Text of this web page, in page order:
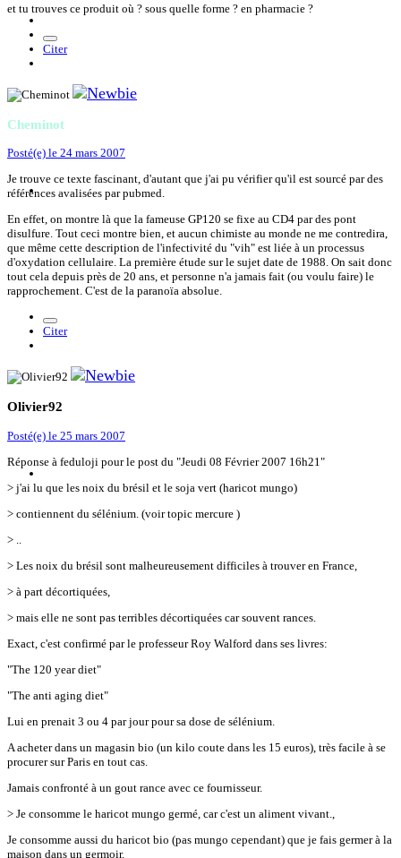
et tu trouves ce produit où ? sous quelle forme ? en pharmacie ?
Citer
Cheminot
Posté(e) le 24 mars 2007
Je trouve ce texte fascinant, d'autant que j'ai pu vérifier qu'il est sourcé par des
références avalisées par pubmed.
En effet, on montre là que la fameuse GP120 se fixe au CD4 par des pont
disulfure. Tout ceci montre bien, et aucun chimiste au monde ne me contredira,
que même cette description de l'infectivité du "vih" est liée à un processus
d'oxydation cellulaire. La première étude sur le sujet date de 1988. On sait donc
tout cela depuis près de 20 ans, et personne n'a jamais fait (ou voulu faire) le
rapprochement. C'est de la paranoïa absolue.
Citer
Olivier92
Posté(e) le 25 mars 2007
Réponse à feduloji pour le post du "Jeudi 08 Février 2007 16h21"
> j'ai lu que les noix du brésil et le soja vert (haricot mungo)
> contiennent du sélénium. (voir topic mercure )
> ..
> Les noix du brésil sont malheureusement difficiles à trouver en France,
> à part décortiquées,
> mais elle ne sont pas terribles décortiquées car souvent rances.
Exact, c'est confirmé par le professeur Roy Walford dans ses livres:
"The 120 year diet"
"The anti aging diet"
Lui en prenait 3 ou 4 par jour pour sa dose de sélénium.
A acheter dans un magasin bio (un kilo coute dans les 15 euros), très facile à se
procurer sur Paris en tout cas.
Jamais confronté à un gout rance avec ce fournisseur.
> Je consomme le haricot mungo germé, car c'est un aliment vivant.,
Je consomme aussi du haricot bio (pas mungo cependant) que je fais germer à la
maison dans un germoir.